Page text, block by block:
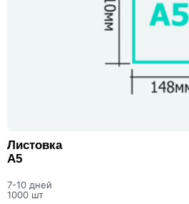
Листовка
А5
7-10 дней
1000 шт